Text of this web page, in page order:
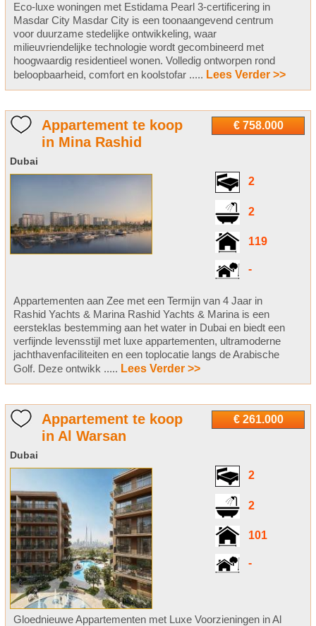
Eco-luxe woningen met Estidama Pearl 3-certificering in
Masdar City Masdar City is een toonaangevend centrum
voor duurzame stedelijke ontwikkeling, waar
milieuvriendelijke technologie wordt gecombineerd met
hoogwaardig residentieel wonen. Volledig ontworpen rond
beloopbaarheid, comfort en koolstofar ..... Lees Verder >>
€ 758.000
Appartement te koop
in Mina Rashid
Dubai
2
2
119
-
Appartementen aan Zee met een Termijn van 4 Jaar in
Rashid Yachts & Marina Rashid Yachts & Marina is een
eersteklas bestemming aan het water in Dubai en biedt een
verfijnde levensstijl met luxe appartementen, ultramoderne
jachthavenfaciliteiten en een toplocatie langs de Arabische
Golf. Deze ontwikk ..... Lees Verder >>
€ 261.000
Appartement te koop
in Al Warsan
Dubai
2
2
101
-
Gloednieuwe Appartementen met Luxe Voorzieningen in Al